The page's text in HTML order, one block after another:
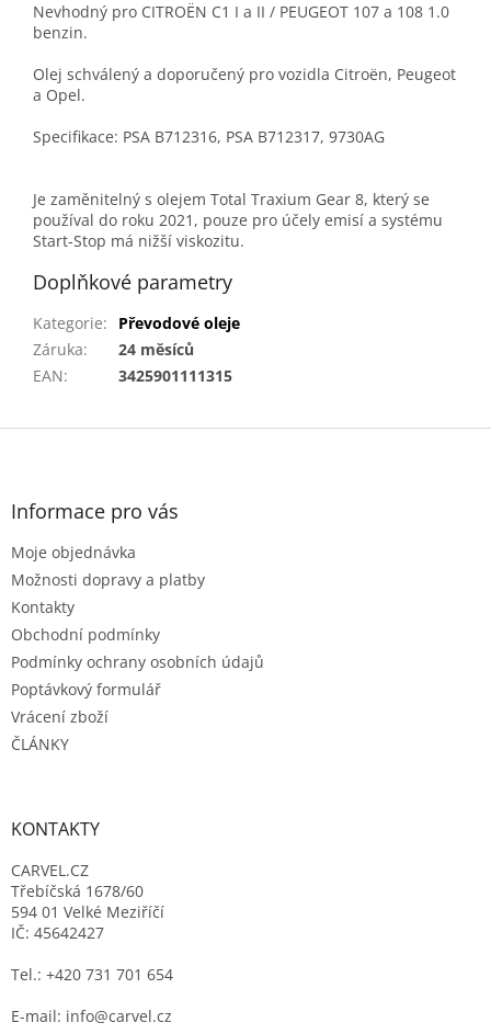
Nevhodný pro CITROËN C1 I a II / PEUGEOT 107 a 108 1.0
benzin.
Olej schválený a doporučený pro vozidla Citroën, Peugeot
a Opel.
Specifikace: PSA B712316, PSA B712317, 9730AG
Je zaměnitelný s olejem Total Traxium Gear 8, který se
používal do roku 2021, pouze pro účely emisí a systému
Start-Stop má nižší viskozitu.
Doplňkové parametry
Kategorie:
Převodové oleje
Záruka:
24 měsíců
EAN: 3425901111315
Z
Informace pro vás
Moje objednávka
Možnosti dopravy a platby
Kontakty
Obchodní podmínky
Podmínky ochrany osobních údajů
Poptávkový formulář
Vrácení zboží
ČLÁNKY
KONTAKTY
CARVEL.CZ
Třebíčská 1678/60
594 01 Velké Meziříčí
IČ: 45642427
Tel.: +420 731 701 654
E-mail: info@carvel.cz